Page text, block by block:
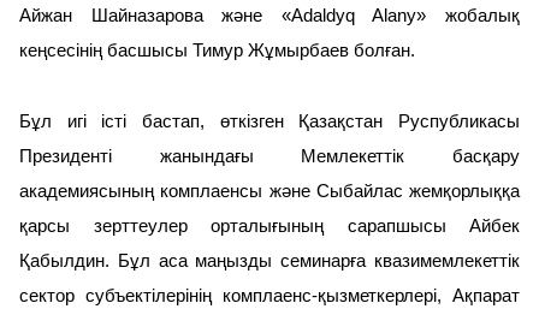
Айжан Шайназарова және «Adaldyq Alany» жобалық
кеңсесінің басшысы Тимур Жұмырбаев болған.
Бұл игі істі бастап, өткізген Қазақстан Руспубликасы
Президенті жанындағы Мемлекеттік басқару
академиясының комплаенсы және Сыбайлас жемқорлыққа
қарсы зерттеулер орталығының сарапшысы Айбек
Қабылдин. Бұл аса маңызды семинарға квазимемлекеттік
сектор субъектілерінің комплаенс-қызметкерлері, Ақпарат